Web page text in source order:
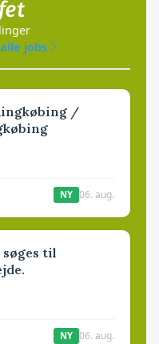
jobs
/
NY 06. aug.
til
NY 06. aug.